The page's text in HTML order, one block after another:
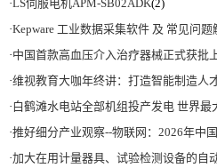
·LS伺服电机APM-SB02ADK(2)
·Kepware 工业数据采集软件 及 常见问题
·中国首款高血压介入治疗器械正式获批
·维视教育大咖年终讲：打造智能制造人
·白鹤滩水电站全部机组投产发电 世界最大清洁能源走廊全面建成|将为建设新
·推好细分产业观察--物联网：2026年中国物联网市场规模接近3000
·加大在用计量器具、试验检测设备的自动化、数字化改造力度|市场监管